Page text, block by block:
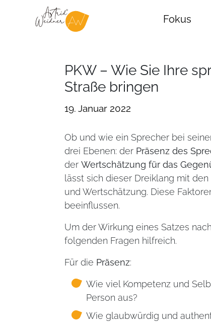
Fokus
PKW – Wie Sie Ihre
Straße bringen
19. Januar 2022
Ob und wie ein Sprecher bei
drei Ebenen: der Präsenz des
der Wertschätzung für das
lässt sich dieser Dreiklang mit
und Wertschätzung. Diese
beeinflussen.
Um der Wirkung eines Satzes
folgenden Fragen hilfreich.
Für die Präsenz:
Wie viel Kompetenz und
Person aus?
Wie glaubwürdig und